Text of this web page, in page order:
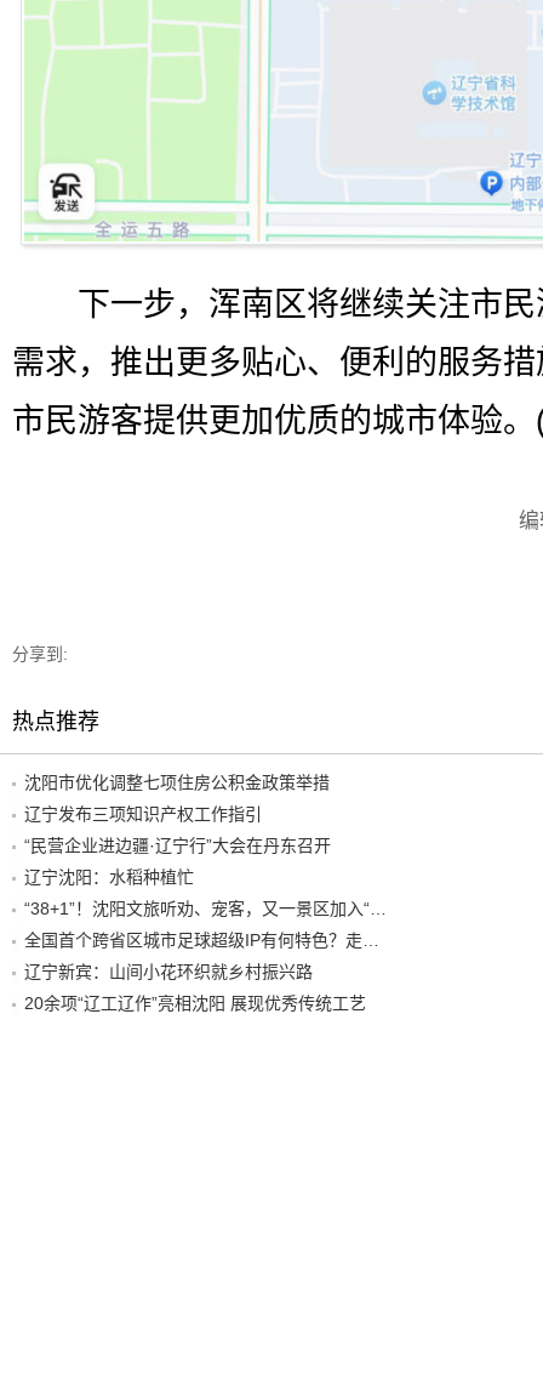
下一步，浑南区将继续关注市民
需求，推出更多贴心、便利的服务
市民游客提供更加优质的城市体验
分享到:
热点推荐
沈阳市优化调整七项住房公积金政策举措
辽宁发布三项知识产权工作指引
“民营企业进边疆·辽宁行”大会在丹东召开
辽宁沈阳：水稻种植忙
辽宁新宾：山间小花环织就乡村振兴路
20余项“辽工辽作”亮相沈阳 展现优秀传统工艺